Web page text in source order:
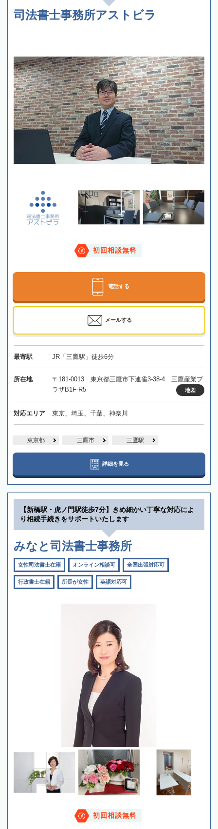
司法書士事務所アストビラ
初回相談無料
電話する
メールする
最寄駅 JR「三鷹駅」徒歩6分
所在地
〒181-0013 東京都三鷹市下連雀3-38-4 三鷹産業プ
ラザB1F-R5
地図
対応エリア 東京、埼玉、千葉、神奈川
東京都 三鷹市 三鷹駅
詳細を見る
【新橋駅・虎ノ門駅徒歩7分】きめ細かい丁寧な対応によ
り相続手続きをサポートいたします
みなと司法書士事務所
女性司法書士在籍 オンライン相談可 全国出張対応可
行政書士在籍 所長が女性 英語対応可
初回相談無料